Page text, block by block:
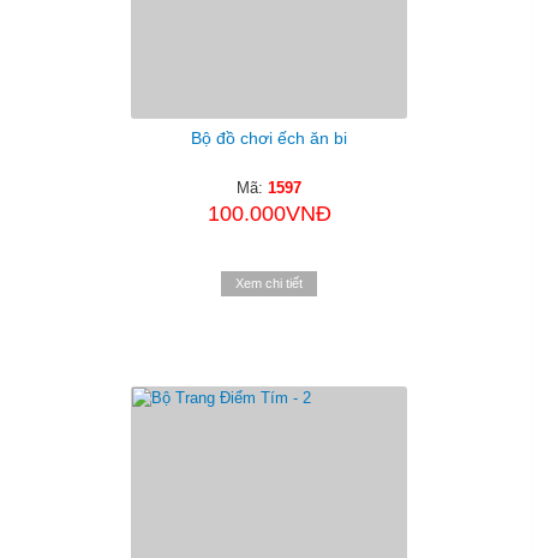
Bộ đồ chơi ếch ăn bi
Mã: 1597
100.000VNĐ
Xem chi tiết